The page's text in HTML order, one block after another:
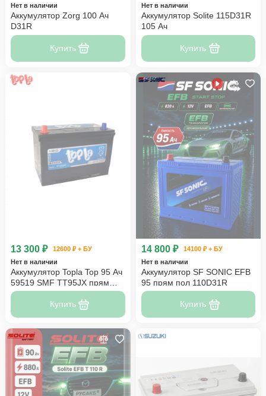
Нет в наличии
Аккумулятор Zorg 100 Ач
D31R
Купить
Нет в наличии
Аккумулятор Solite 115D31R
105 Ач
Купить
13 300 ₽
12600 ₽ + БУ
Нет в наличии
Аккумулятор Topla Top 95 Ач
59519 SMF TT95JX прям
пол
Купить
14 800 ₽
14100 ₽ + БУ
Нет в наличии
Аккумулятор SF SONIC EFB
95 прям пол 110D31R
Купить